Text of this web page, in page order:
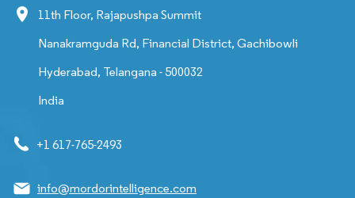
11th Floor, Rajapushpa Summit
Nanakramguda Rd, Financial District, Gachibowli
Hyderabad, Telangana - 500032
India
+1 617-765-2493
info@mordorintelligence.com